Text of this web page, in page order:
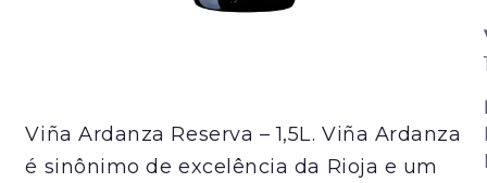
Viña Ardanza Reserva – 1,5L. Viña Ardanza
é sinônimo de excelência da Rioja e um